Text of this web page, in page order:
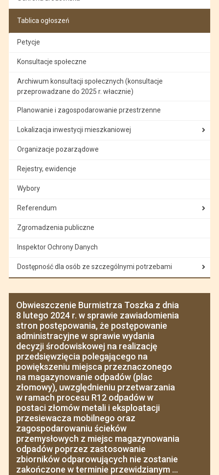
Tablica ogłoszeń
Petycje
Konsultacje społeczne
Archiwum konsultacji społecznych (konsultacje
przeprowadzane do 2025 r. włacznie)
Planowanie i zagospodarowanie przestrzenne
Lokalizacja inwestycji mieszkaniowej
Organizacje pozarządowe
Rejestry, ewidencje
Wybory
Referendum
Zgromadzenia publiczne
Inspektor Ochrony Danych
Dostępność dla osób ze szczególnymi potrzebami
Obwieszczenie Burmistrza Toszka z dnia
8 lutego 2024 r. w sprawie zawiadomienia
stron postępowania, że postępowanie
administracyjne w sprawie wydania
decyzji środowiskowej na realizację
przedsięwzięcia polegającego na
powiększeniu miejsca przeznaczonego
na magazynowanie odpadów (plac
złomowy), uwzględnieniu przetwarzania
w ramach procesu R12 odpadów w
postaci złomów metali i eksploatacji
przesiewacza mobilnego oraz
zagospodarowaniu ścieków
przemysłowych z miejsc magazynowania
odpadów poprzez zastosowanie
zbiorników odparowujących nie zostanie
zakończone w terminie przewidzianym ...